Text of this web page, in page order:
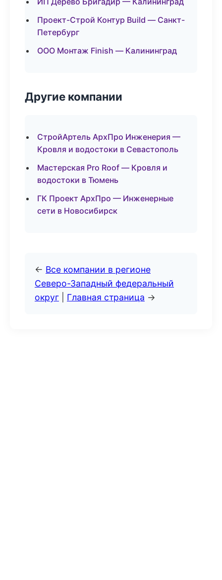
Проект-Строй Контур Build — Санкт-
Петербург
ООО Монтаж Finish — Калининград
Другие компании
СтройАртель АрхПро Инженерия —
Кровля и водостоки в Севастополь
Мастерская Pro Roof — Кровля и
водостоки в Тюмень
ГК Проект АрхПро — Инженерные
сети в Новосибирск
← Все компании в регионе
Северо-Западный федеральный
округ
Главная страница →